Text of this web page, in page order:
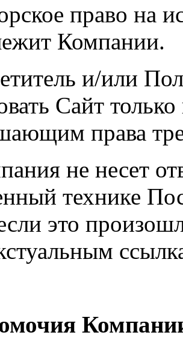
право на
Компании.
и/или
Сайт
права
не несет
технике
это